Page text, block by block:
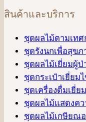
สินค้าและบริการ
ชุดผลไม้ตามเทศ
ชุดรังนกเพื่อสุขภ
ชุดผลไม้เยี่ยมผู้ป่
ชุดกระเป๋าเยี่ยม
ชุดเครื่องดื่มเยี่ย
ชุดผลไม้แสดงค
ชุดผลไม้เกษียณ